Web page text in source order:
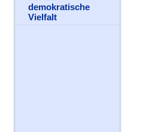
demokratische
Vielfalt